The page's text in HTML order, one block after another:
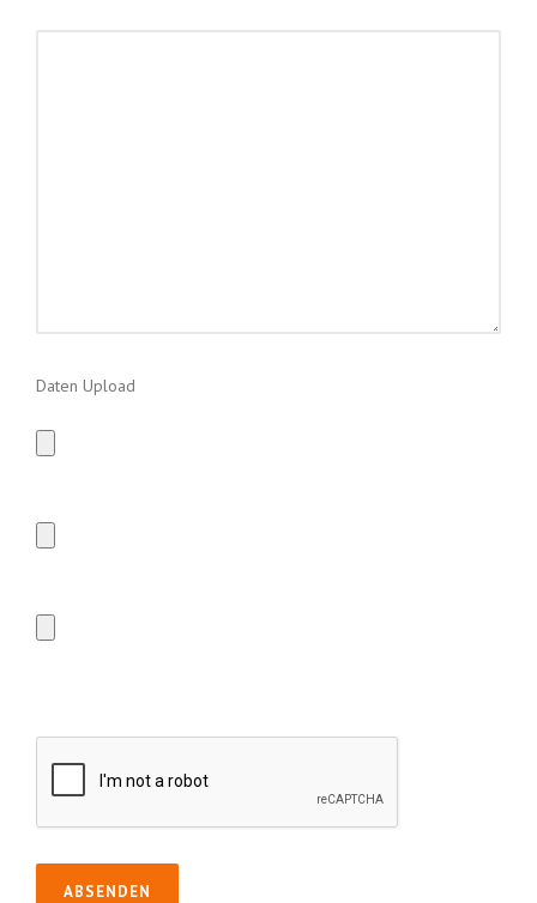
Daten Upload